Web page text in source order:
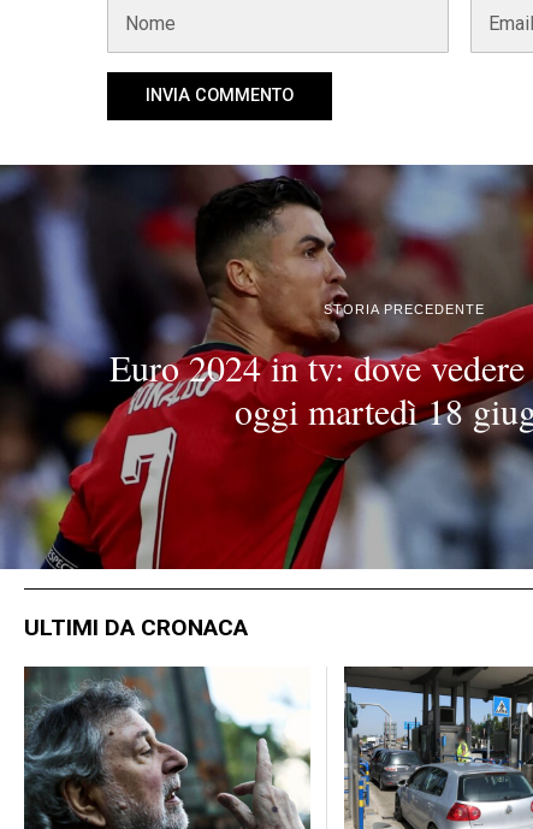
STORIA PRECEDENTE
Euro 2024 in tv: dove
oggi martedì 18
ULTIMI DA CRONACA